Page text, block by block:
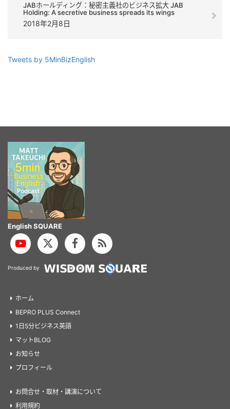
JABホールディング：秘密主義社のビジネス拡大 JAB
Holding: A secretive business spreads its wings
2018年2月8日
Tweets by 5MinBizEnglish
English SQUARE
Produced by
ホーム
BEPRO PLUS Connect
1日5分ビジネス英語
マットBLOG
お知らせ
プロフィール
お問合せ・取材・講演について
利用規約